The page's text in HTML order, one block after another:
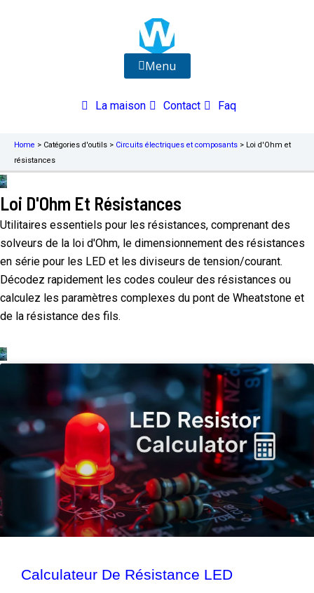
Menu
La maison Contact Faq
Home > Catégories d'outils > Circuits électriques et composants > Loi d'Ohm et
résistances
Loi D'Ohm Et Résistances
Utilitaires essentiels pour les résistances, comprenant des
solveurs de la loi d'Ohm, le dimensionnement des résistances
en série pour les LED et les diviseurs de tension/courant.
Décodez rapidement les codes couleur des résistances ou
calculez les paramètres complexes du pont de Wheatstone et
de la résistance des fils.
Calculateur De Résistance LED